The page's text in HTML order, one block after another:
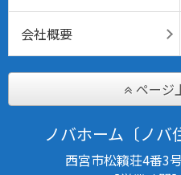
会社概要
ページ
ノバホーム〔ノバ
西宮市松籟荘4番3